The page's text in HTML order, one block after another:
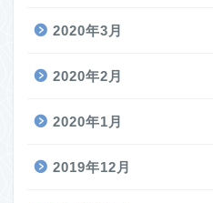
2020年3月
2020年2月
2020年1月
2019年12月